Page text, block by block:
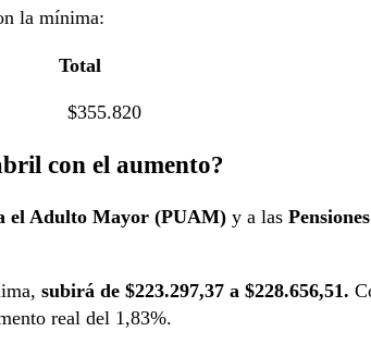
la mínima:
con el aumento?
el Adulto Mayor (PUAM) y a las
subirá de $223.297,37 a $228.656,51.
real del 1,83%.